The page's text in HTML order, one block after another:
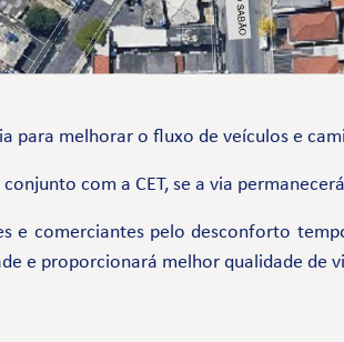
para melhorar o fluxo de veículos e
com a CET, se a via
e comerciantes pelo desconforto
e proporcionará melhor qualidade de